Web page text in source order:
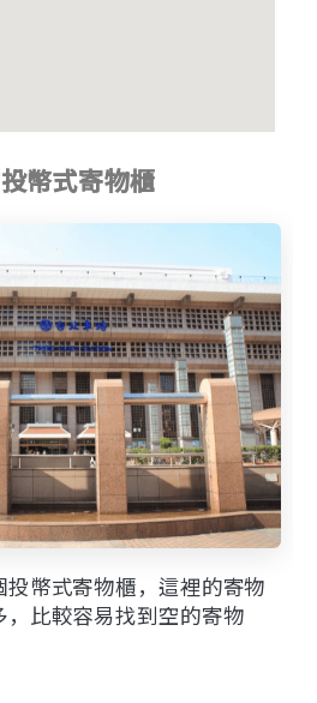
幣式寄物櫃
幣式寄物櫃，這裡的寄物
比較容易找到空的寄物